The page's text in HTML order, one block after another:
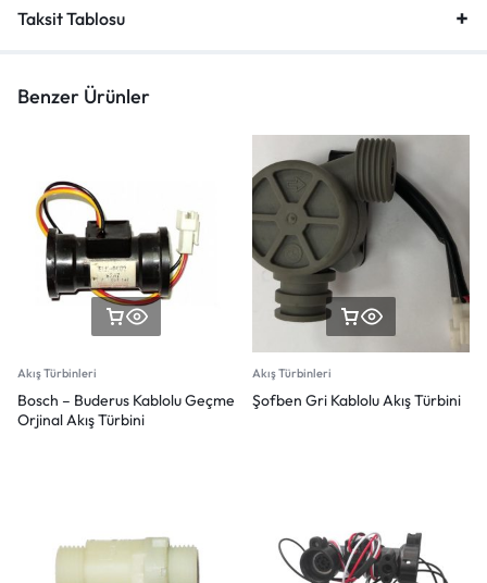
Taksit Tablosu
Benzer Ürünler
Akış Türbinleri
Bosch – Buderus Kablolu Geçme
Orjinal Akış Türbini
Akış Türbinleri
Şofben Gri Kablolu Akış Türbini